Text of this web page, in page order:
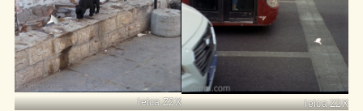
leica Z2X leica Z2X